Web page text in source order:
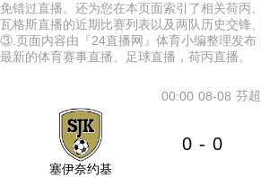
免错过直播。还为您在本页面索引了相关荷丙
瓦格斯直播的近期比赛列表以及两队历史交锋
③.页面内容由『24直播网』体育小编整理发布
最新的体育赛事直播、足球直播，荷丙直播。
08-08
00:00 芬超
塞伊奈约基
0 - 0